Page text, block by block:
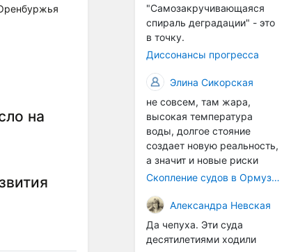
на
о неизбежной катастрофе,
а о повышенном риске,
который нельзя
игнорировать. А так да 👍
"Самозакручивающаяся
спираль деградации" - это
в точку.
Диссонансы прогресса
Элина Сикорская
не совсем, там жара,
высокая температура
воды, долгое стояние
создает новую реальность,
а значит и новые риски
Скопление судов в Ормузском проливе грозит катастрофическим распространением инвазивных видов
Александра Невская
Да чепуха. Эти суда
десятилетиями ходили